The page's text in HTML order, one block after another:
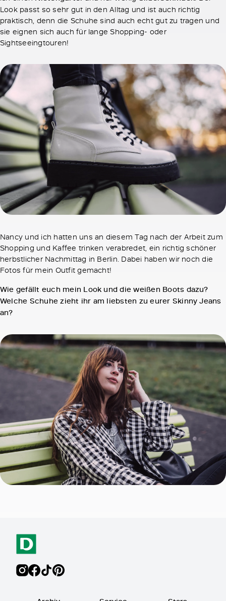
Look passt so sehr gut in den Alltag und ist auch richtig
praktisch, denn die Schuhe sind auch echt gut zu tragen und
sie eignen sich auch für lange Shopping- oder
Sightseeingtouren!
Nancy und ich hatten uns an diesem Tag nach der Arbeit zum
Shopping und Kaffee trinken verabredet, ein richtig schöner
herbstlicher Nachmittag in Berlin. Dabei haben wir noch die
Fotos für mein Outfit gemacht!
Wie gefällt euch mein Look und die weißen Boots dazu?
Welche Schuhe zieht ihr am liebsten zu eurer Skinny Jeans
an?